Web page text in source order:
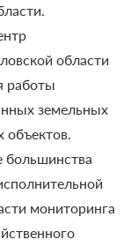
области
работы
земельных
объектов.
большинства
мониторинга